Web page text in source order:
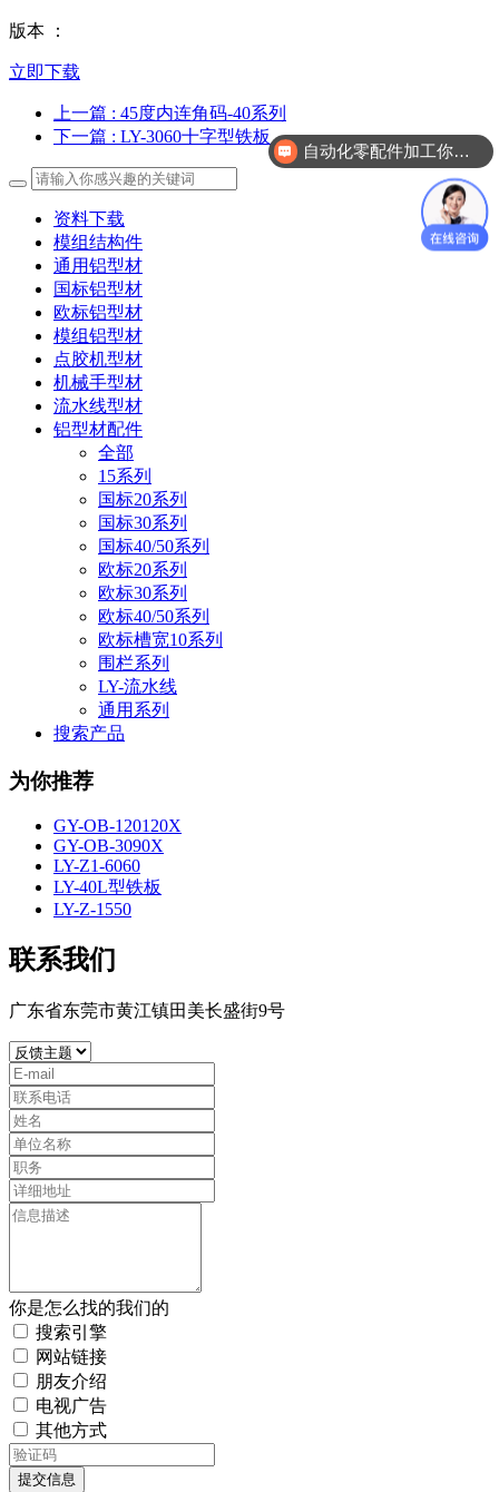
版本 ：
立即下载
上一篇 : 45度内连角码-40系列
下一篇 : LY-3060十字型铁板
资料下载
模组结构件
通用铝型材
国标铝型材
欧标铝型材
模组铝型材
点胶机型材
机械手型材
流水线型材
铝型材配件
全部
15系列
国标20系列
国标30系列
国标40/50系列
欧标20系列
欧标30系列
欧标40/50系列
欧标槽宽10系列
围栏系列
LY-流水线
通用系列
搜索产品
为你推荐
GY-OB-120120X
GY-OB-3090X
LY-Z1-6060
LY-40L型铁板
LY-Z-1550
联系我们
广东省东莞市黄江镇田美长盛街9号
你是怎么找的我们的
搜索引擎
网站链接
朋友介绍
电视广告
其他方式
提交信息
自动化零配件加工你们做吗？